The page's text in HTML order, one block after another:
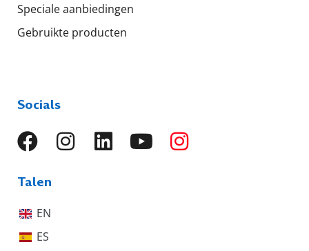
Speciale aanbiedingen
Gebruikte producten
Socials
Talen
EN
ES